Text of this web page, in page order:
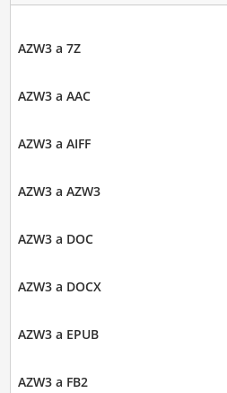
AZW3 a 7Z
AZW3 a AAC
AZW3 a AIFF
AZW3 a AZW3
AZW3 a DOC
AZW3 a DOCX
AZW3 a EPUB
AZW3 a FB2